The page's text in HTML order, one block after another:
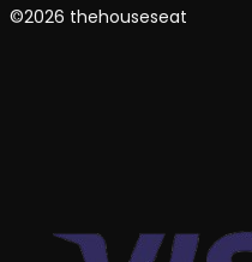
©2026 thehouseseat